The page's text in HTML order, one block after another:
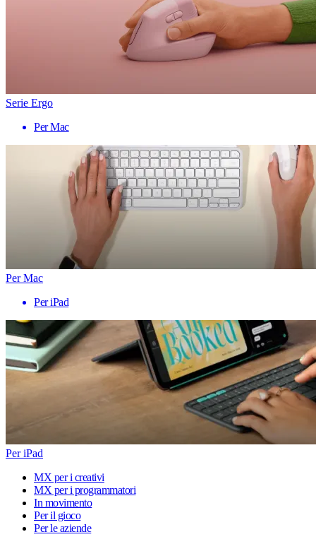
Serie Ergo
Per Mac
Per Mac
Per iPad
Per iPad
MX per i creativi
MX per i programmatori
In movimento
Per il gioco
Per le aziende